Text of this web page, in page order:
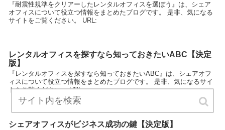
『耐震性規準をクリアーしたレンタルオフィスを選ぼう』は、シェア
オフィスについて役立つ情報をまとめたブログです。 是非、気になる
サイトをご覧ください。 URL:
レンタルオフィスを探すなら知っておきたいABC【決定
版】
『レンタルオフィスを探すなら知っておきたいABC』は、シェアオフ
ィスについて役立つ情報をまとめたブログです。 是非、気になるサイ
トをご覧ください。 URL:
シェアオフィスがビジネス成功の鍵【決定版】